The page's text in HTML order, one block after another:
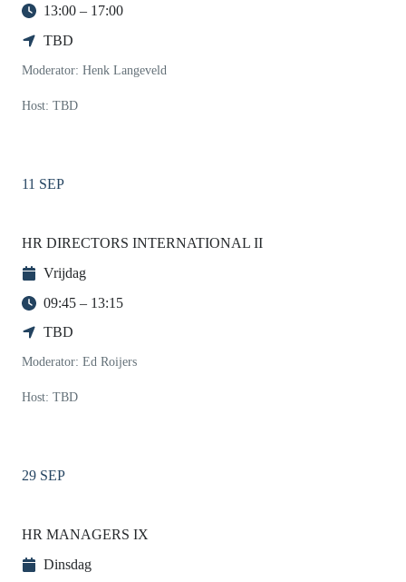
13:00 – 17:00
TBD
Moderator: Henk Langeveld
Host: TBD
11 SEP
HR DIRECTORS INTERNATIONAL II
Vrijdag
09:45 – 13:15
TBD
Moderator: Ed Roijers
Host: TBD
29 SEP
HR MANAGERS IX
Dinsdag